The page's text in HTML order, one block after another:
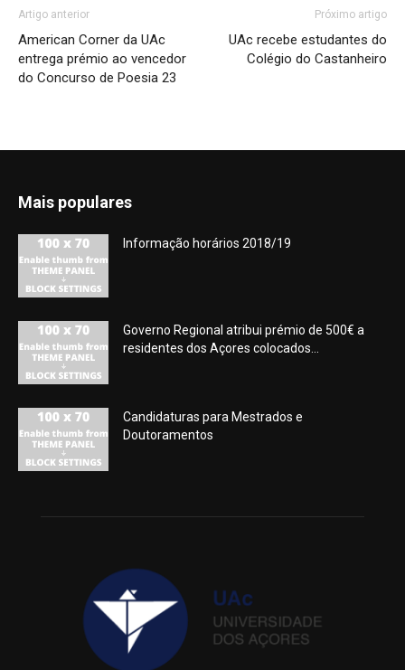
Artigo anterior
American Corner da UAc
entrega prémio ao vencedor
do Concurso de Poesia 23
Próximo artigo
UAc recebe estudantes do
Colégio do Castanheiro
Mais populares
Informação horários 2018/19
Governo Regional atribui prémio de 500€ a
residentes dos Açores colocados...
Candidaturas para Mestrados e
Doutoramentos